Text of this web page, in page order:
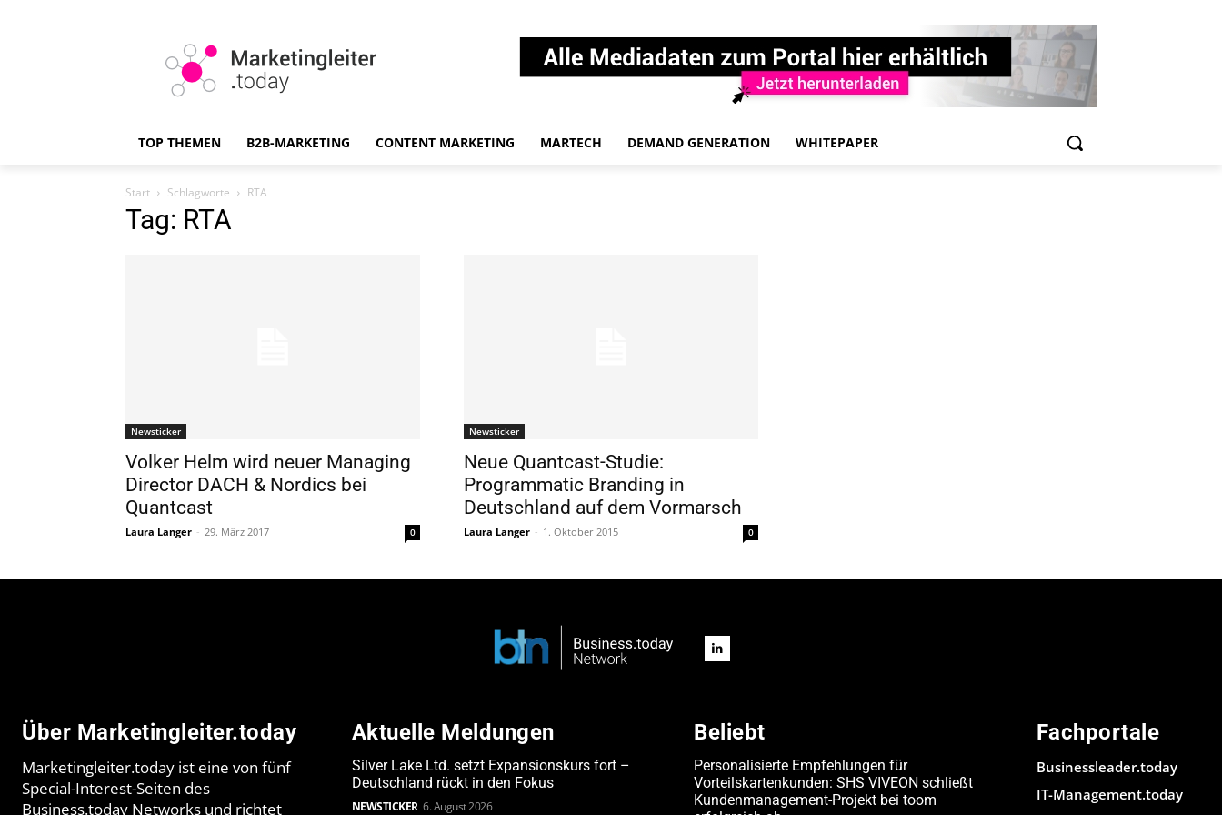
TOP THEMEN B2B-MARKETING CONTENT MARKETING MARTECH DEMAND GENERATION WHITEPAPER
Start Schlagworte RTA
Tag: RTA
Newsticker
Volker Helm wird neuer Managing
Director DACH & Nordics bei
Quantcast
Laura Langer - 29. März 2017 0
Newsticker
Neue Quantcast-Studie:
Programmatic Branding in
Deutschland auf dem Vormarsch
Laura Langer - 1. Oktober 2015 0
Über Marketingleiter.today
Marketingleiter.today ist eine von fünf
Special-Interest-Seiten des
Business.today Networks und richtet
Aktuelle Meldungen
Silver Lake Ltd. setzt Expansionskurs fort –
Deutschland rückt in den Fokus
NEWSTICKER 6. August 2026
Beliebt
Personalisierte Empfehlungen für
Vorteilskartenkunden: SHS VIVEON schließt
Kundenmanagement-Projekt bei toom
Fachportale
Businessleader.today
IT-Management.today